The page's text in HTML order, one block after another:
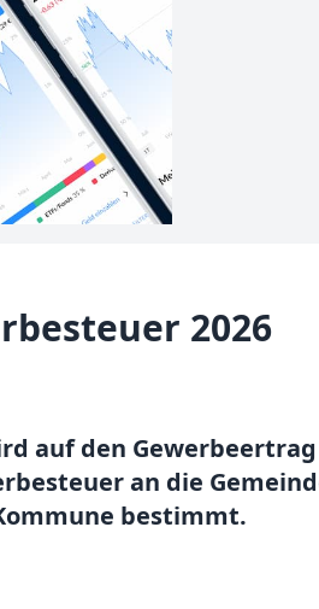
2026
auf den Gewerbeertrag
an die
bestimmt.